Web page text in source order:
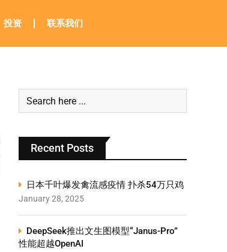
投资 联系我们
Recent Posts
日本千叶爆发禽流感疫情 扑杀54万只鸡
January 28, 2025
DeepSeek推出文生图模型“Janus-Pro”
性能超越OpenAI